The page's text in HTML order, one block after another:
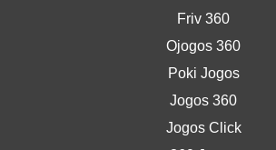
Friv 360
Ojogos 360
Poki Jogos
Jogos 360
Jogos Click